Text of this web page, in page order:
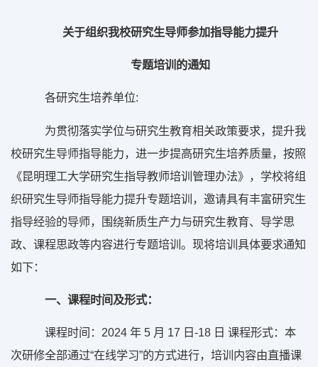
关于组织我校研究生导师参加指导能力提升
专题培训的通知
各研究生培养单位:
为贯彻落实学位与研究生教育相关政策要求，提升我
校研究生导师指导能力，进一步提高研究生培养质量，按照
《昆明理工大学研究生指导教师培训管理办法》，学校将组
织研究生导师指导能力提升专题培训，邀请具有丰富研究生
指导经验的导师，围绕新质生产力与研究生教育、导学思
政、课程思政等内容进行专题培训。现将培训具体要求通知
如下：
一、课程时间及形式：
课程时间：2024 年 5 月 17 日-18 日 课程形式：本
次研修全部通过“在线学习”的方式进行，培训内容由直播课